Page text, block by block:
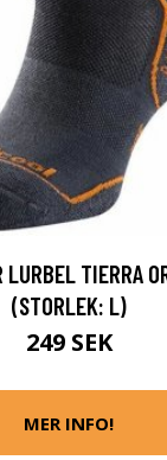
LURBEL TIERRA
(STORLEK: L)
249 SEK
MER INFO!